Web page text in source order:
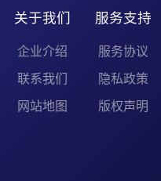
关于我们
企业介绍
联系我们
网站地图
服务支持
服务协议
隐私政策
版权声明